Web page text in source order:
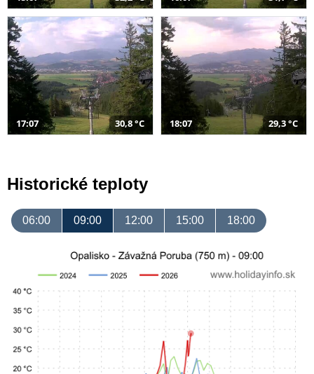
17:07 30,8 °C 18:07 29,3 °C
Historické teploty
06:00 09:00 12:00 15:00 18:00